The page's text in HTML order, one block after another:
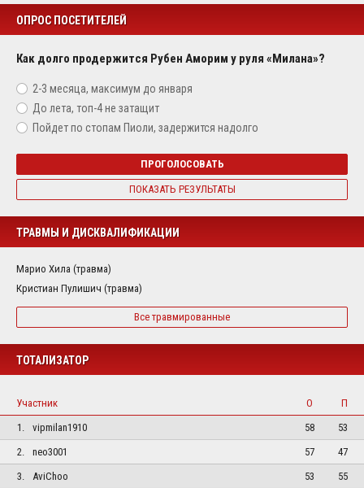
ОПРОС ПОСЕТИТЕЛЕЙ
Как долго продержится Рубен Аморим у руля «Милана»?
2-3 месяца, максимум до января
До лета, топ-4 не затащит
Пойдет по стопам Пиоли, задержится надолго
ПРОГОЛОСОВАТЬ
ПОКАЗАТЬ РЕЗУЛЬТАТЫ
ТРАВМЫ И ДИСКВАЛИФИКАЦИИ
Марио Хила (травма)
Кристиан Пулишич (травма)
Все травмированные
ТОТАЛИЗАТОР
Участник О
П
1.
vipmilan1910 58
53
2.
neo3001 57
47
3.
AviChoo 53
55